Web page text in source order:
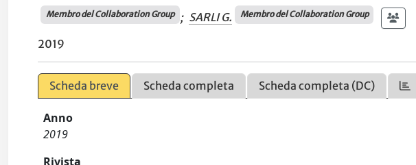
Membro del Collaboration Group ; SARLI G. Membro del Collaboration Group
2019
Scheda breve Scheda completa Scheda completa (DC)
Anno
2019
Rivista